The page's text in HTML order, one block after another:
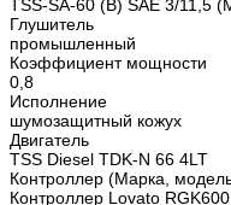
TSS-SA-60 (B) SAE 3/11,5
Глушитель
промышленный
Коэффициент мощности
0,8
Исполнение
шумозащитный кожух
Двигатель
TSS Diesel TDK-N 66 4LT
Контроллер (Марка,
Контроллер Lovato RGK600